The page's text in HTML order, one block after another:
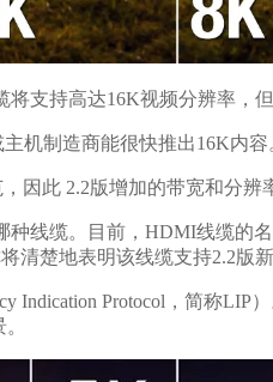
将支持高达16K视频分辨率，
机制造商能很快推出16K内容
因此 2.2版增加的带宽和分
线缆。目前，HDMI线缆的
楚地表明该线缆支持2.2版新
Protocol，简称